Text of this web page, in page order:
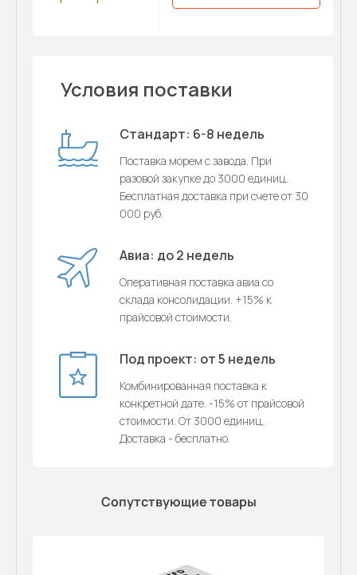
Условия поставки
Стандарт: 6-8 недель
Поставка морем с завода. При
разовой закупке до 3000 единиц.
Бесплатная доставка при счете от 30
000 руб.
Авиа: до 2 недель
Оперативная поставка авиа со
склада консолидации. +15% к
прайсовой стоимости.
Под проект: от 5 недель
Комбинированная поставка к
конкретной дате. -15% от прайсовой
стоимости. От 3000 единиц.
Доставка - бесплатно.
Сопутствующие товары